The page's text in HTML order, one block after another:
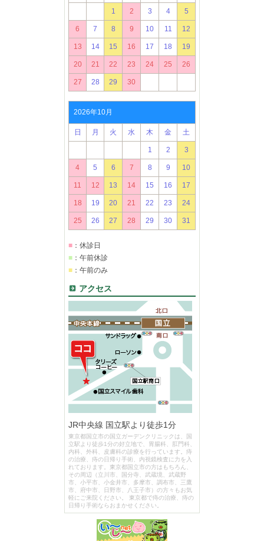
1 2 3 4 5
6 7 8 9 10 11 12
13 14 15 16 17 18 19
20 21 22 23 24 25 26
27 28 29 30
2026年10月
日 月 火 水 木 金 土
1 2 3
4 5 6 7 8 9 10
11 12 13 14 15 16 17
18 19 20 21 22 23 24
25 26 27 28 29 30 31
■ ：休診日
■ ：午前休診
■ ：午前のみ
アクセス
JR中央線 国立駅より徒歩1分
東京都国立市の国立ガーデンクリニックは、国
立駅より徒歩1分の好立地で、胃腸科、肛門科、
内科、外科、皮膚科の診療を行っています。痔
の治療、痔の日帰り手術、内視鏡検査に力を入
れております。東京都国立市の方はもちろん、
その周辺（立川市、国分寺、武蔵境、武蔵野
市、小平市、小金井市、多摩市、調布市、三鷹
市、府中市、日野市、八王子市）の方々もお気
軽にご来院ください。 東京都で痔の治療、痔の
日帰り手術ならおまかせください。